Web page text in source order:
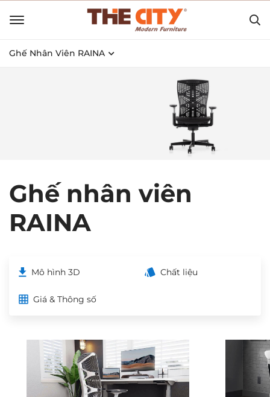
Ghế Nhân Viên RAINA
Ghế nhân viên
RAINA
Mô hình 3D Chất liệu
Giá & Thông số